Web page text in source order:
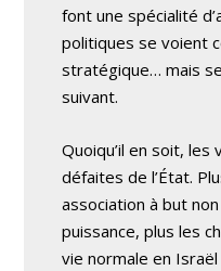
font une spécialité
politiques se voient
stratégique… mais
suivant.
Quoiqu’il en soit, les
défaites de l’État.
association à but
puissance, plus les
vie normale en